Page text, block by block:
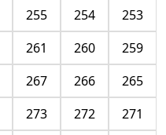
253
254
255
259
260
261
265
266
267
271
272
273